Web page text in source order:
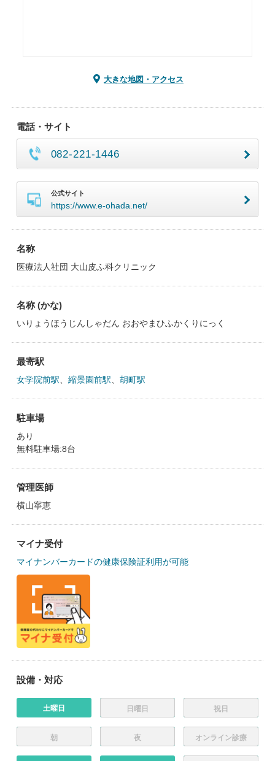
大きな地図・アクセス
電話・サイト
082-221-1446
公式サイト
https://www.e-ohada.net/
名称
医療法人社団 大山皮ふ科クリニック
名称 (かな)
いりょうほうじんしゃだん おおやまひふかくりにっく
最寄駅
女学院前駅 縮景園前駅 胡町駅
駐車場
あり
無料駐車場:8台
管理医師
横山寧恵
マイナ受付
マイナンバーカードの健康保険証利用が可能
設備・対応
土曜日 日曜日 祝日
朝 夜 オンライン診療